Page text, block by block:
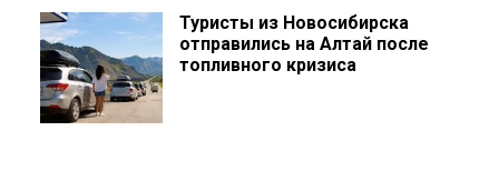
Туристы из Новосибирска
отправились на Алтай после
топливного кризиса